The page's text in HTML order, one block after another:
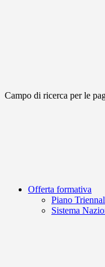
Campo di ricerca per le
Offerta formativa
Piano
Sistema